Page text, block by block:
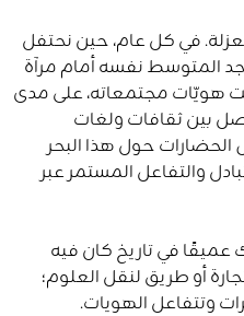
في كل عام، حين نحتفل
يجد المتوسط نفسه أمام مرآة
هويّات مجتمعاته، على مدى
بين ثقافات ولغات
حول هذا البحر
والتفاعل المستمر عبر
عميقًا في تاريخ كان فيه
أو طريق لنقل العلوم؛
وتتفاعل الهويات.